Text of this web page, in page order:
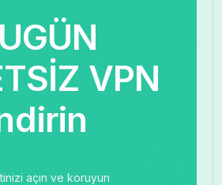
VPN
açın ve koruyun